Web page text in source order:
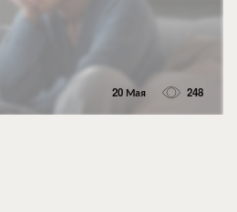
20 Мая 248